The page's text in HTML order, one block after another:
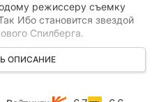
режиссеру съемку
Ибо становится звездой
Спилберга.
подруга Титци ждет
в планы Ибо, он не хочет
– тот недоволен,
ОПИСАНИЕ